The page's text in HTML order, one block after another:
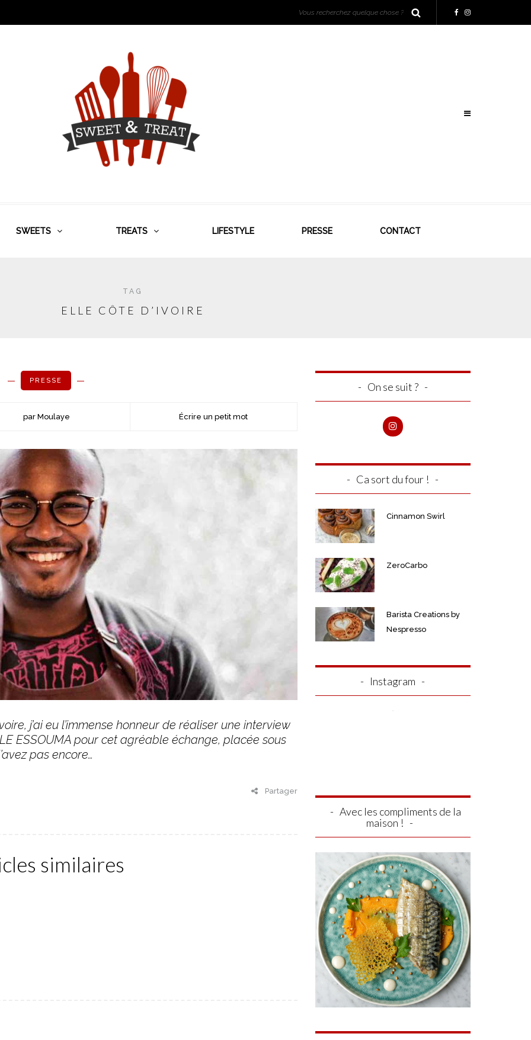
SWEETS TREATS LIFESTYLE PRESSE CONTACT
TAG
ELLE CÔTE D’IVOIRE
PRESSE
par Moulaye Écrire un petit mot
j’ai eu l’immense honneur de réaliser une interview
ESSOUMA pour cet agréable échange, placée sous
pas encore…
Partager
similaires
On se suit ?
Ca sort du four !
Cinnamon Swirl
ZeroCarbo
Barista Creations by
Nespresso
Instagram
Avec les compliments de la
maison !